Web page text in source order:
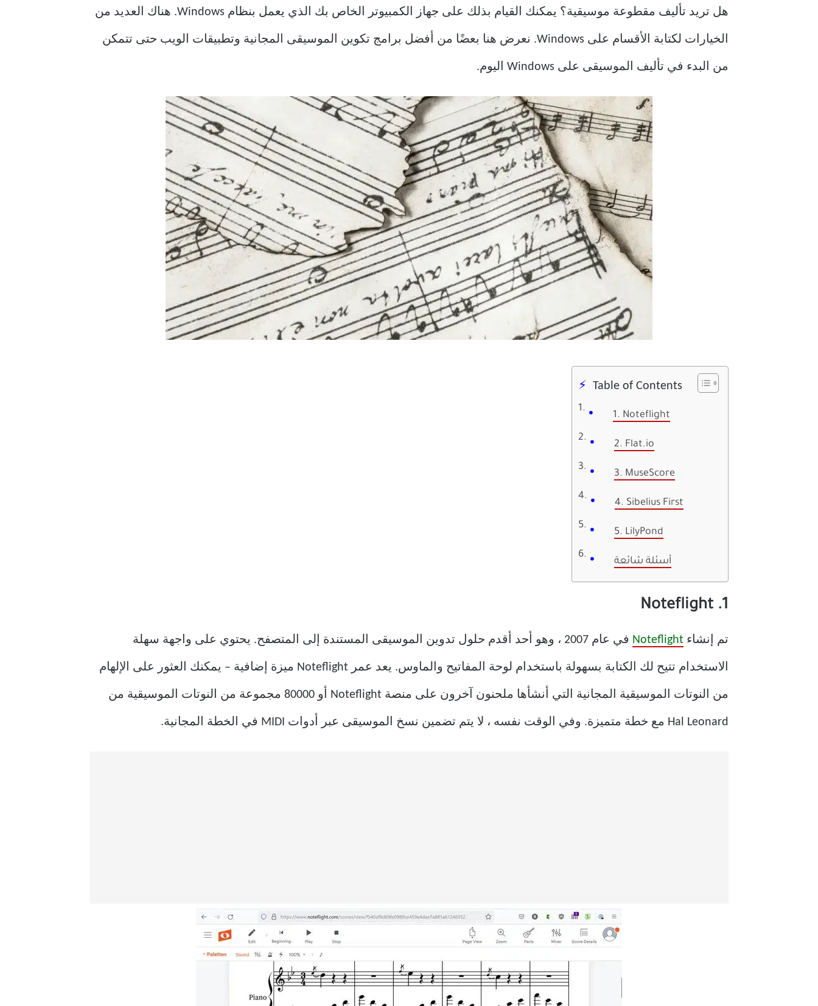
هل تريد تأليف مقطوعة موسيقية؟ يمكنك القيام بذلك على جهاز الكمبيوتر الخاص بك الذي يعمل بنظام Windows. هناك العديد من
الخيارات لكتابة الأقسام على Windows. نعرض هنا بعضًا من أفضل برامج تكوين الموسيقى المجانية وتطبيقات الويب حتى تتمكن
من البدء في تأليف الموسيقى على Windows اليوم.
Table of Contents
1. Noteflight
2. Flat.io
3. MuseScore
4. Sibelius First
5. LilyPond
أسئلة شائعة
1. Noteflight
تم إنشاء Noteflight في عام 2007 ، وهو أحد أقدم حلول تدوين الموسيقى المستندة إلى المتصفح. يحتوي على واجهة سهلة
الاستخدام تتيح لك الكتابة بسهولة باستخدام لوحة المفاتيح والماوس. يعد عمر Noteflight ميزة إضافية – يمكنك العثور على الإلهام
من النوتات الموسيقية المجانية التي أنشأها ملحنون آخرون على منصة Noteflight أو 80000 مجموعة من النوتات الموسيقية من
Hal Leonard مع خطة متميزة. وفي الوقت نفسه ، لا يتم تضمين نسخ الموسيقى عبر أدوات MIDI في الخطة المجانية.